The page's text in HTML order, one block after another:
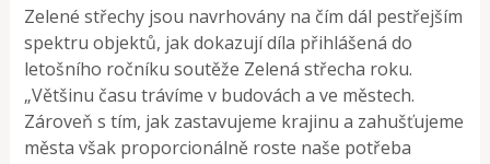
Zelené střechy jsou navrhovány na čím dál pestřejším
spektru objektů, jak dokazují díla přihlášená do
letošního ročníku soutěže Zelená střecha roku.
„Většinu času trávíme v budovách a ve městech.
Zároveň s tím, jak zastavujeme krajinu a zahušťujeme
města však proporcionálně roste naše potřeba